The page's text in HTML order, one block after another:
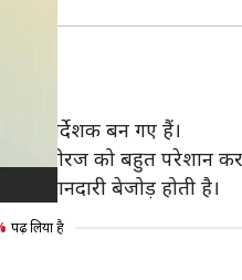
निर्देशक बन गए हैं।
ने नीरज को बहुत परेशान कर
ईमानदारी बेजोड़ होती है।
पढ़ लिया है